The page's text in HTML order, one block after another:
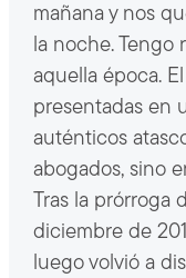
mañana y nos
la noche. Tengo
aquella época.
presentadas en
auténticos
abogados, sino
Tras la prórroga
diciembre de
luego volvió a